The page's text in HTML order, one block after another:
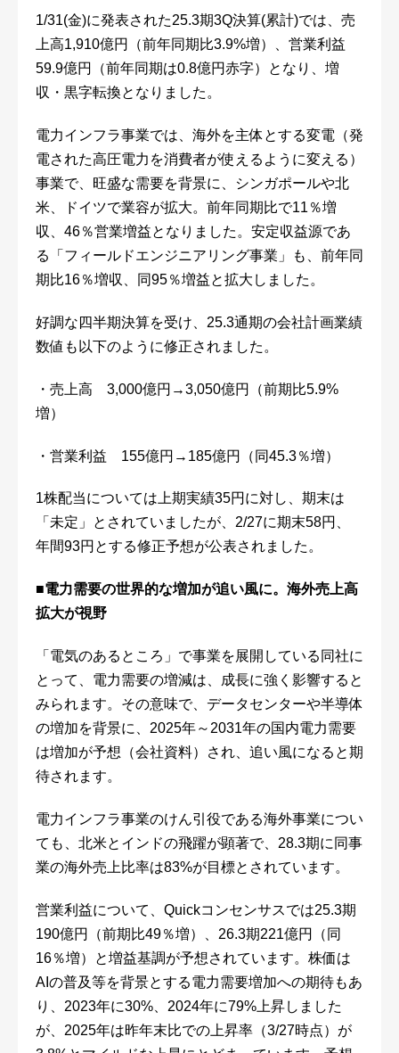
1/31(金)に発表された25.3期3Q決算(累計)では、売
上高1,910億円（前年同期比3.9%増）、営業利益
59.9億円（前年同期は0.8億円赤字）となり、増
収・黒字転換となりました。
電力インフラ事業では、海外を主体とする変電（発
電された高圧電力を消費者が使えるように変える）
事業で、旺盛な需要を背景に、シンガポールや北
米、ドイツで業容が拡大。前年同期比で11％増
収、46％営業増益となりました。安定収益源であ
る「フィールドエンジニアリング事業」も、前年同
期比16％増収、同95％増益と拡大しました。
好調な四半期決算を受け、25.3通期の会社計画業績
数値も以下のように修正されました。
・売上高 3,000億円→3,050億円（前期比5.9%
増）
・営業利益 155億円→185億円（同45.3％増）
1株配当については上期実績35円に対し、期末は
「未定」とされていましたが、2/27に期末58円、
年間93円とする修正予想が公表されました。
■電力需要の世界的な増加が追い風に。海外売上高
拡大が視野
「電気のあるところ」で事業を展開している同社に
とって、電力需要の増減は、成長に強く影響すると
みられます。その意味で、データセンターや半導体
の増加を背景に、2025年～2031年の国内電力需要
は増加が予想（会社資料）され、追い風になると期
待されます。
電力インフラ事業のけん引役である海外事業につい
ても、北米とインドの飛躍が顕著で、28.3期に同事
業の海外売上比率は83%が目標とされています。
営業利益について、Quickコンセンサスでは25.3期
190億円（前期比49％増）、26.3期221億円（同
16％増）と増益基調が予想されています。株価は
AIの普及等を背景とする電力需要増加への期待もあ
り、2023年に30%、2024年に79%上昇しました
が、2025年は昨年末比での上昇率（3/27時点）が